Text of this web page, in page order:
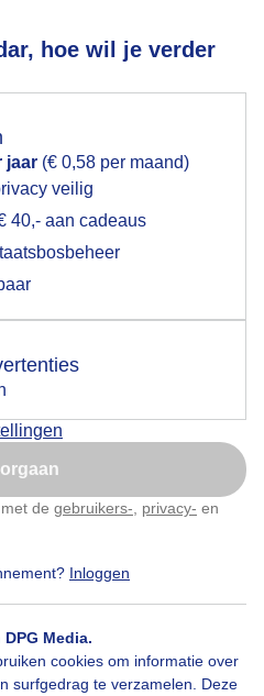
hoe wil je verder
jaar (€ 0,58 per maand)
veilig
40,- aan cadeaus
de gebruikers- privacy- en
Inloggen
Media.
cookies om informatie over
surfgedrag te verzamelen. Deze
14-06-2026, 64x bekeken
gebruiken voor het
akkoord op hebt gegeven,
up uit je browser waarin
de popup
later
aan te passen